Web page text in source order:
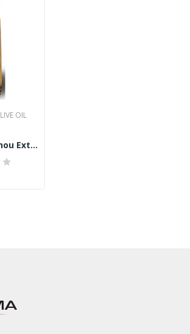
OIL
Hľuzovkou čiernou Extra panensky olivový olej...